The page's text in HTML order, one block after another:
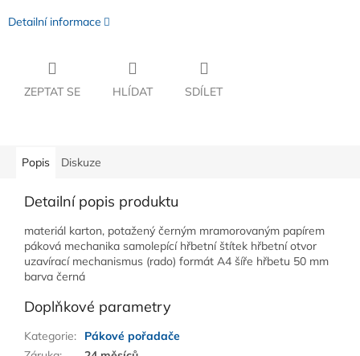
Detailní informace
ZEPTAT SE HLÍDAT SDÍLET
Popis Diskuze
Detailní popis produktu
materiál karton, potažený černým mramorovaným papírem
páková mechanika samolepící hřbetní štítek hřbetní otvor
uzavírací mechanismus (rado) formát A4 šíře hřbetu 50 mm
barva černá
Doplňkové parametry
Kategorie:
Pákové pořadače